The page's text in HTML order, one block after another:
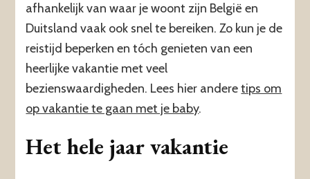
afhankelijk van waar je woont zijn België en
Duitsland vaak ook snel te bereiken. Zo kun je de
reistijd beperken en tóch genieten van een
heerlijke vakantie met veel
bezienswaardigheden. Lees hier anderetips om
op vakantie te gaan met je baby.
Het hele jaar vakantie